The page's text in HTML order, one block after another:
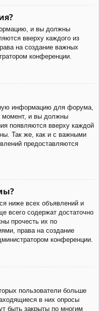
и вы должны
вверху каждого из
на создание важных
конференции.
информацию для форума,
момент, и вы должны
появляются вверху каждой
Так же, как и с важными
предоставляются
ниже всех объявлений и
всего содержат достаточно
прочесть их по
права на создание
конференции.
пользователи больше
в них опросы
быть закрыты по многим